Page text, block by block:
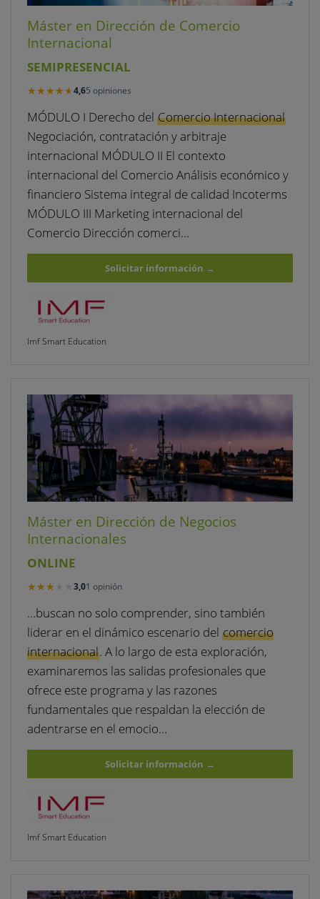
Máster en Dirección de Comercio
Internacional
SEMIPRESENCIAL
★★★★★
★★★★★ 4,65 opiniones
MÓDULO I Derecho del Comercio Internacional
Negociación, contratación y arbitraje
internacional MÓDULO II El contexto
internacional del Comercio Análisis económico y
financiero Sistema integral de calidad Incoterms
MÓDULO III Marketing internacional del
Comercio Dirección comerci…
Solicitar información →
Imf Smart Education
Máster en Dirección de Negocios
Internacionales
ONLINE
★★★★★
★★★★★ 3,01 opinión
…buscan no solo comprender, sino también
liderar en el dinámico escenario del comercio
internacional. A lo largo de esta exploración,
examinaremos las salidas profesionales que
ofrece este programa y las razones
fundamentales que respaldan la elección de
adentrarse en el emocio…
Solicitar información →
Imf Smart Education